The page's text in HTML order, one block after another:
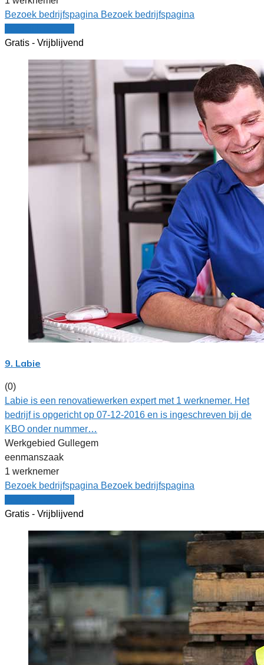
Bezoek bedrijfspagina Bezoek bedrijfspagina
Gratis - Vrijblijvend
9. Labie
(0)
Labie is een renovatiewerken expert met 1 werknemer. Het
bedrijf is opgericht op 07-12-2016 en is ingeschreven bij de
KBO onder nummer…
Werkgebied Gullegem
eenmanszaak
1 werknemer
Bezoek bedrijfspagina Bezoek bedrijfspagina
Gratis - Vrijblijvend